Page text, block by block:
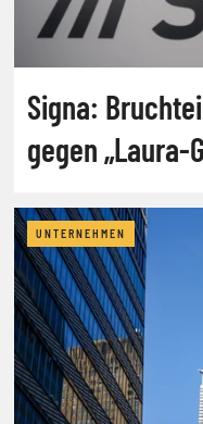
Signa:
gegen „Laura-
UNTERNEHMEN